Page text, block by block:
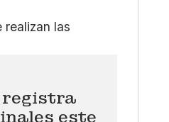
realizan las
registra
este